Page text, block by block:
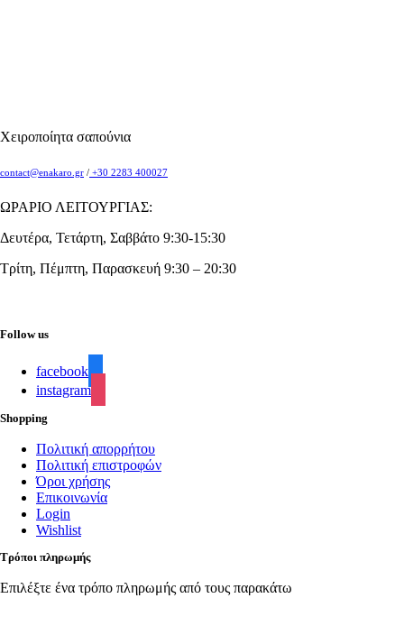
Χειροποίητα σαπούνια
contact@enakaro.gr / +30 2283 400027
ΩΡΑΡΙΟ ΛΕΙΤΟΥΡΓΙΑΣ:
Δευτέρα, Τετάρτη, Σαββάτο 9:30-15:30
Τρίτη, Πέμπτη, Παρασκευή 9:30 – 20:30
Follow us
facebook
instagram
Shopping
Πολιτική απορρήτου
Πολιτική επιστροφών
Όροι χρήσης
Επικοινωνία
Login
Wishlist
Τρόποι πληρωμής
Επιλέξτε ένα τρόπο πληρωμής από τους παρακάτω